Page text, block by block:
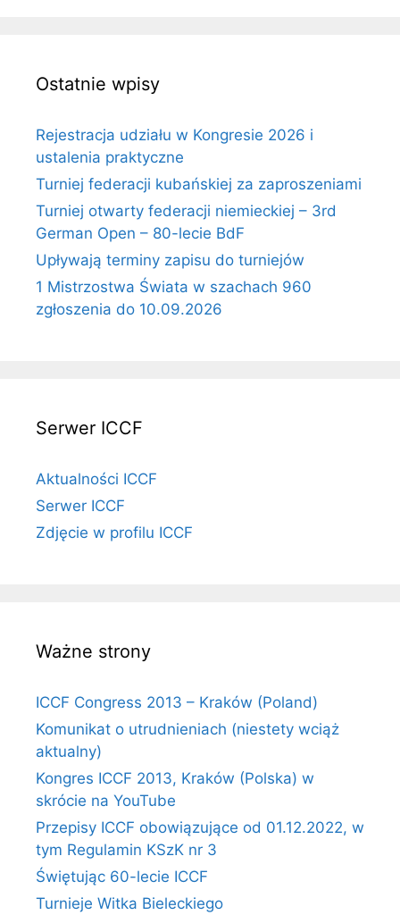
Ostatnie wpisy
Rejestracja udziału w Kongresie 2026 i
ustalenia praktyczne
Turniej federacji kubańskiej za zaproszeniami
Turniej otwarty federacji niemieckiej – 3rd
German Open – 80-lecie BdF
Upływają terminy zapisu do turniejów
1 Mistrzostwa Świata w szachach 960
zgłoszenia do 10.09.2026
Serwer ICCF
Aktualności ICCF
Serwer ICCF
Zdjęcie w profilu ICCF
Ważne strony
ICCF Congress 2013 – Kraków (Poland)
Komunikat o utrudnieniach (niestety wciąż
aktualny)
Kongres ICCF 2013, Kraków (Polska) w
skrócie na YouTube
Przepisy ICCF obowiązujące od 01.12.2022, w
tym Regulamin KSzK nr 3
Świętując 60-lecie ICCF
Turnieje Witka Bieleckiego